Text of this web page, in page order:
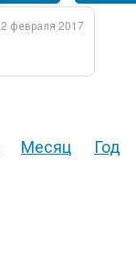
2 февраля 2017
Месяц Год